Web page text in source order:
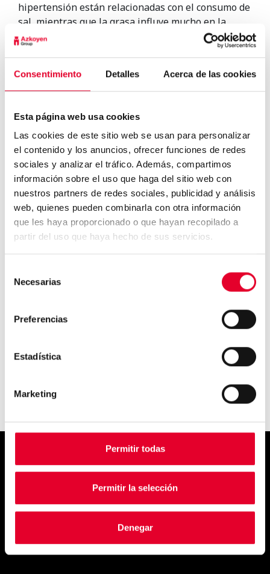
Consentimiento Detalles Acerca de las cookies
Esta página web usa cookies
Las cookies de este sitio web se usan para personalizar
el contenido y los anuncios, ofrecer funciones de redes
sociales y analizar el tráfico. Además, compartimos
información sobre el uso que haga del sitio web con
nuestros partners de redes sociales, publicidad y análisis
web, quienes pueden combinarla con otra información
que les haya proporcionado o que hayan recopilado a
partir del uso que haya hecho de sus servicios.
Necesarias
Preferencias
Estadística
Marketing
Permitir todas
Permitir la selección
Denegar
hipertensión están relacionadas con el consumo de
sal, mientras que la grasa influye mucho en la
obesidad, del mismo modo que
el abuso del
consumo de azúcar puede hacer que una
No obstante, este plan de acción es libre y se va a
buscar la colaboración de las empresas para que se
estar al tanto porque cada vez son más las
comunidades autónomas que están proponiendo
estas limitaciones con un proyecto de ley.
para ser más saludable...
Sostenibilidad: Un mundo sin
café...
Simply
exquisite